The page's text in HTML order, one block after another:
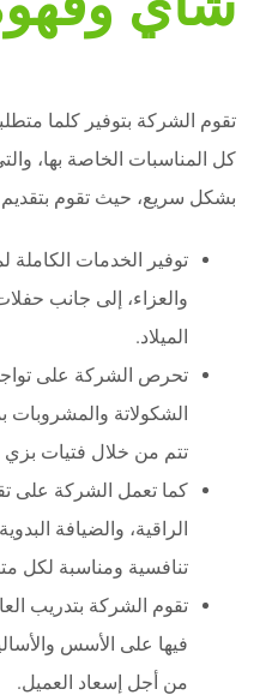
تقوم الشركة بتوفير كلما
كل المناسبات الخاصة بها،
بشكل سريع، حيث تقوم بتقديم
توفير الخدمات الكاملة
والعزاء، إلى جانب
الميلاد.
تحرص الشركة على
الشكولاتة والمشروبات
تتم من خلال فتيات
كما تعمل الشركة على
الراقية، والضيافة
تنافسية ومناسبة لكل
تقوم الشركة بتدريب
فيها على الأسس
من أجل إسعاد العميل.